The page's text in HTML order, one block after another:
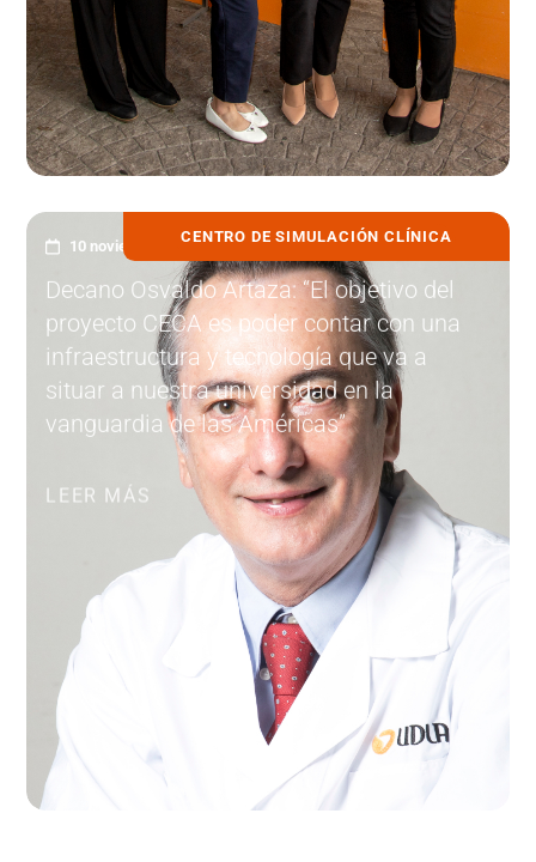
CENTRO DE SIMULACIÓN CLÍNICA
10 noviembre, 2025
Decano Osvaldo Artaza: “El objetivo del
proyecto CECA es poder contar con una
infraestructura y tecnología que va a
situar a nuestra universidad en la
vanguardia de las Américas”
LEER MÁS